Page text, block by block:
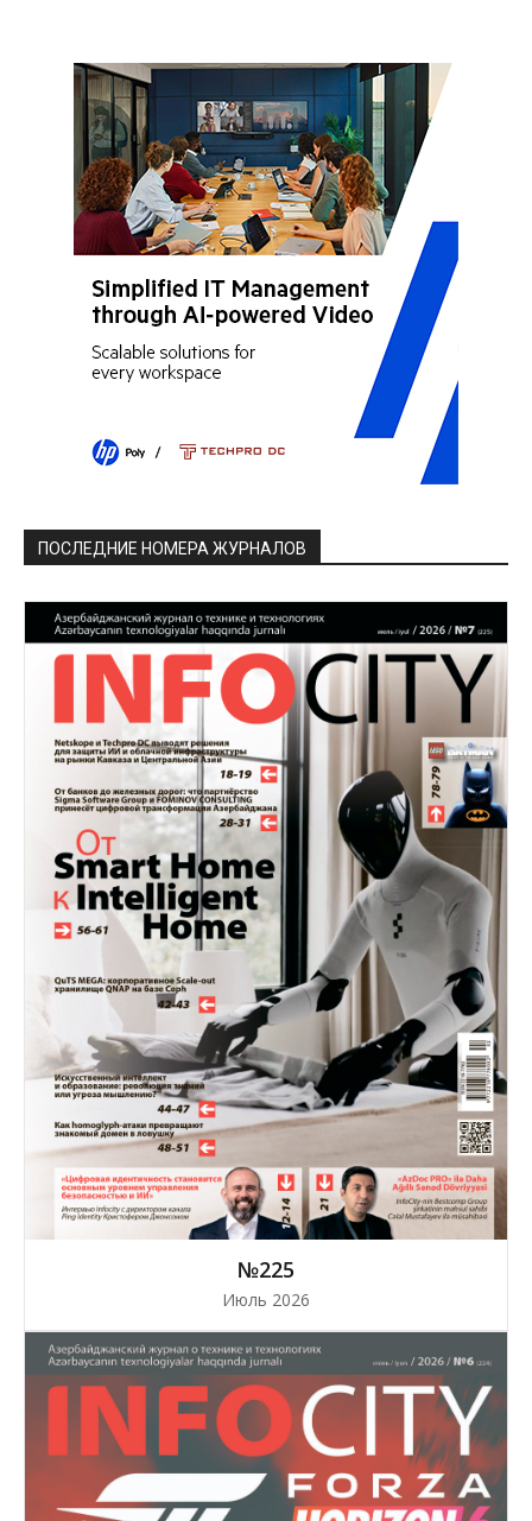
ПОСЛЕДНИЕ НОМЕРА ЖУРНАЛОВ
№225
Июль 2026